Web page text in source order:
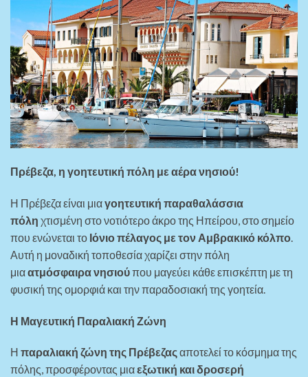
Πρέβεζα, η γοητευτική πόλη με αέρα νησιού!
Η Πρέβεζα είναι μιαγοητευτική παραθαλάσσια
πόλη χτισμένη στο νοτιότερο άκρο της Ηπείρου, στο σημείο
που ενώνεται το Ιόνιο πέλαγος με τον Αμβρακικό κόλπο
Αυτή η μοναδική τοποθεσία χαρίζει στην πόλη
μιαατμόσφαιρα νησιούπου μαγεύει κάθε επισκέπτη με τη
φυσική της ομορφιά και την παραδοσιακή της γοητεία.
Η Μαγευτική Παραλιακή Ζώνη
Η παραλιακή ζώνη της Πρέβεζαςαποτελεί το κόσμημα της
πόλης, προσφέροντας μιαεξωτική και δροσερή